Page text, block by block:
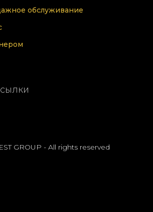
обслуживание
GROUP - All rights reserved